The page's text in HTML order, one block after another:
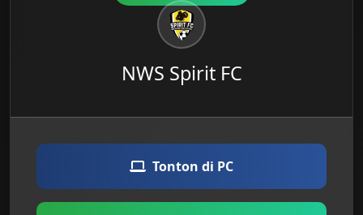
NWS Spirit FC
Tonton di PC